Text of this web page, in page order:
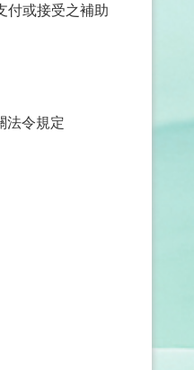
付或接受之補助
法令規定